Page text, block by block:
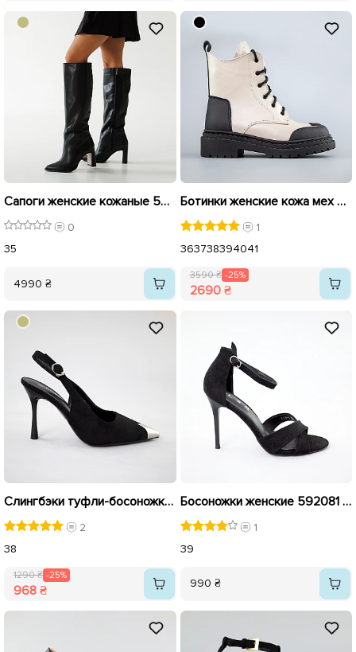
Сапоги женские кожаные 592649 Черные
0
35
4990 ₴
Ботинки женские кожа мех 592694 Белые распродажа
1
363738394041
3590 ₴ -25%
2690 ₴
Слингбэки туфли-босоножки женские 592303 Черные распродажа
2
38
1290 ₴ -25%
968 ₴
Босоножки женские 592081 Черные
1
39
990 ₴